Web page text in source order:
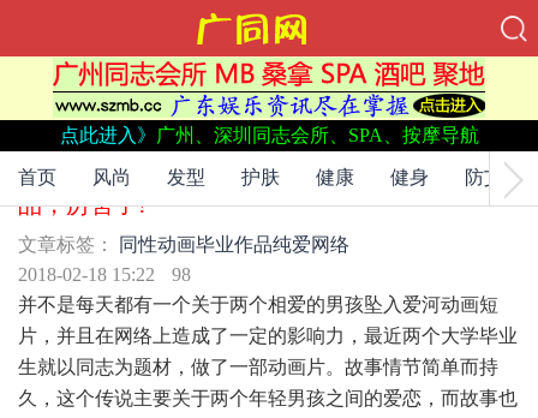
点此进入》 广州、深圳同志会所、SPA、按摩导航
首页 风尚 发型 护肤 健康 健身 防艾
文章标签：同性动画 毕业作品纯爱网络
纯爱同性动画火爆网络，竟然只是一个毕业作
品，厉害了!
文章标签： 同性动画毕业作品纯爱网络
2018-02-18 15:22
98
并不是每天都有一个关于两个相爱的男孩坠入爱河动画短
片，并且在网络上造成了一定的影响力，最近两个大学毕业
生就以同志为题材，做了一部动画片。故事情节简单而持
久，这个传说主要关于两个年轻男孩之间的爱恋，而故事也